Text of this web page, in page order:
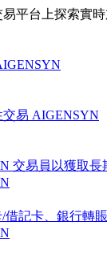
南
利
平台上探索實
易 AIGENSYN
交易員以獲取長
借記卡、銀行轉